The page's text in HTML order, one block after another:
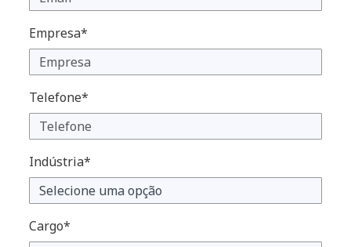
Empresa*
Telefone*
Indústria*
Cargo*